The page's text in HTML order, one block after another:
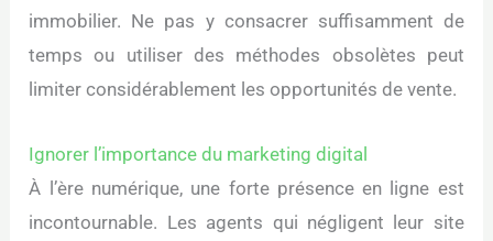
immobilier. Ne pas y consacrer suffisamment de
temps ou utiliser des méthodes obsolètes peut
limiter considérablement les opportunités de vente.
Ignorer l’importance du marketing digital
À l’ère numérique, une forte présence en ligne est
incontournable. Les agents qui négligent leur site